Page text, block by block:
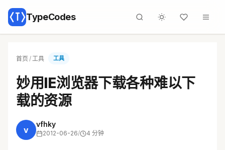
TypeCodes
首页 / 工具 工具
妙用IE浏览器下载各种难以下
载的资源
v
vfhky
2012-06-26/ 4 分钟